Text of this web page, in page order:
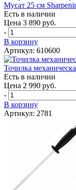
Мусат 25 см
Есть в наличии
Цена 3 890 руб.
-
В корзину
Артикул: 610600
Точилка
Есть в наличии
Цена 2 990 руб.
-
В корзину
Артикул: 2781